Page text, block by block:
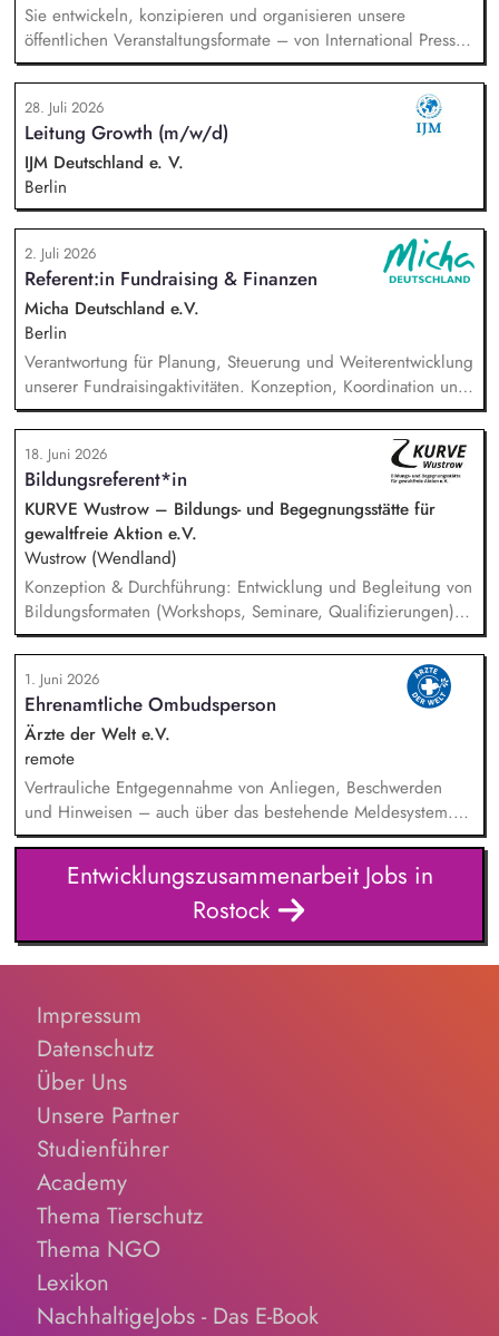
Sie entwickeln, konzipieren und organisieren unsere
öffentlichen Veranstaltungsformate – von International Press
Roundtables, Deep Dive Discussions und Aspen Fireside
Chats bis hin zu besonderen Formaten wie der Aspen
Summer Party, der Aspen Gala und neuen
Veranstaltungsformaten. Sie identifizieren aktuelle politische
Themen und gewinnen hochrangige Referentinnen sowie
Diskussionspartnerinnen aus Politik, Wirtschaft, Wissenschaft,
Medien und Zivilgesellschaft.
28. Juli 2026
Leitung Growth (m/w/d)
IJM Deutschland e. V.
Berlin
2. Juli 2026
Referent:in Fundraising & Finanzen
Micha Deutschland e.V.
Berlin
Verantwortung für Planung, Steuerung und Weiterentwicklung
unserer Fundraisingaktivitäten. Konzeption, Koordination und
Umsetzung zentraler Fundraisingkampagnen (z. B. Frühjahr,
Jahresende, Aktionen). Aufbau, Pflege und strategische
Weiterentwicklung der Spender:innen‑ und
Großspender:innen‑Beziehungen. Drittmittelmanagement:
Antragstellung, Berichte, Mittelabrufe und Fristenkontrolle.
Budget‑ und Liquiditätsplanung sowie laufendes
Finanzmonitoring.
18. Juni 2026
Bildungsreferent*in
KURVE Wustrow – Bildungs- und Begegnungsstätte für
gewaltfreie Aktion e.V.
Wustrow (Wendland)
Konzeption & Durchführung: Entwicklung und Begleitung von
Bildungsformaten (Workshops, Seminare, Qualifizierungen) –
von der Idee bis zur Auswertung. Netzwerk & Kooperation:
Zusammenarbeit mit Trainer*innen, Partnern im In- und
Ausland, Mitarbeit in Fachgremien und Akquise von
Fördermitteln. Qualitätsmanagement: Sicherstellung hoher
Standards in unserer Bildungsarbeit – inkl. Reflexion über
Machtverhältnisse und Diskriminierung in der eigenen
Organisation. Öffentlichkeitsarbeit: Weiterentwicklung der
Außenkommunikation und Ansprache neuer Zielgruppen.
1. Juni 2026
Ehrenamtliche Ombudsperson
Ärzte der Welt e.V.
remote
Vertrauliche Entgegennahme von Anliegen, Beschwerden
und Hinweisen – auch über das bestehende Meldesystem.
Vermittlung bei Konflikten und Unterstützung bei
Klärungsprozessen. Konzeption und Durchführung von
Schulungen und Sensibilisierungsformaten. Mitwirkung an der
Weiterentwicklung von Leitlinien, Verhaltenskodizes und dem
Meldesystem. Förderung einer offenen Feedback- und
Beschwerdekultur innerhalb der Organisation.
Entwicklungszusammenarbeit Jobs in
Rostock
Impressum
Datenschutz
Über Uns
Unsere Partner
Studienführer
Academy
Thema Tierschutz
Thema NGO
Lexikon
NachhaltigeJobs - Das E-Book